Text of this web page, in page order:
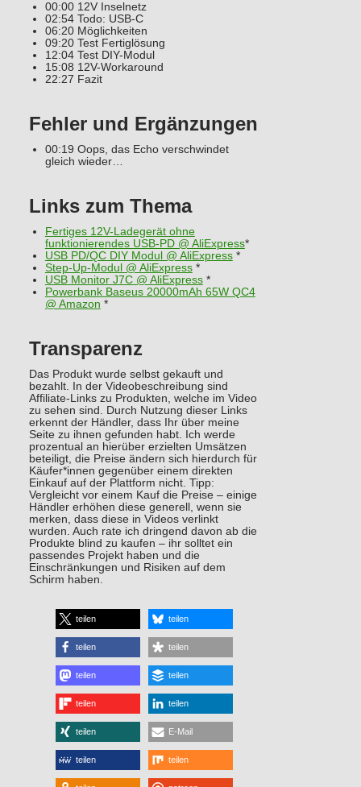
00:00 12V Inselnetz
02:54 Todo: USB-C
06:20 Möglichkeiten
09:20 Test Fertiglösung
12:04 Test DIY-Modul
15:08 12V-Workaround
22:27 Fazit
Fehler und Ergänzungen
00:19 Oops, das Echo verschwindet
gleich wieder…
Links zum Thema
Fertiges 12V-Ladegerät ohne
funktionierendes USB-PD @ AliExpress*
USB PD/QC DIY Modul @ AliExpress*
Step-Up-Modul @ AliExpress*
USB Monitor J7C @ AliExpress*
Powerbank Baseus 20000mAh 65W QC4
@ Amazon *
Transparenz
Das Produkt wurde selbst gekauft und
bezahlt. In der Videobeschreibung sind
Affiliate-Links zu Produkten, welche im Video
zu sehen sind. Durch Nutzung dieser Links
erkennt der Händler, dass Ihr über meine
Seite zu ihnen gefunden habt. Ich werde
prozentual an hierüber erzielten Umsätzen
beteiligt, die Preise ändern sich hierdurch für
Käufer*innen gegenüber einem direkten
Einkauf auf der Plattform nicht. Tipp:
Vergleicht vor einem Kauf die Preise – einige
Händler erhöhen diese generell, wenn sie
merken, dass diese in Videos verlinkt
wurden. Auch rate ich dringend davon ab die
Produkte blind zu kaufen – ihr solltet ein
passendes Projekt haben und die
Einschränkungen und Risiken auf dem
Schirm haben.
teilen teilen
teilen teilen
teilen teilen
teilen teilen
teilen E-Mail
teilen teilen